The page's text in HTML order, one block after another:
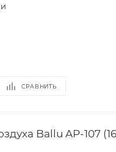
СРАВНИТЬ
Ballu AP-107